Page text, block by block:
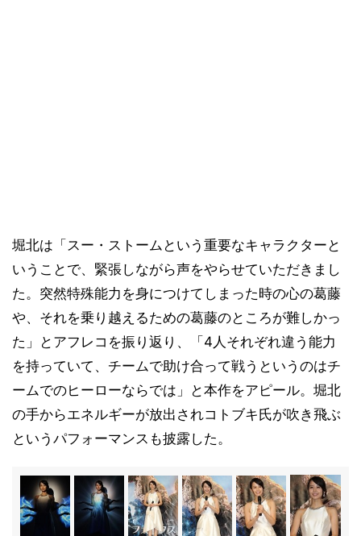
堀北は「スー・ストームという重要なキャラクターと
いうことで、緊張しながら声をやらせていただきまし
た。突然特殊能力を身につけてしまった時の心の葛藤
や、それを乗り越えるための葛藤のところが難しかっ
た」とアフレコを振り返り、「4人それぞれ違う能力
を持っていて、チームで助け合って戦うというのはチ
ームでのヒーローならでは」と本作をアピール。堀北
の手からエネルギーが放出されコトブキ氏が吹き飛ぶ
というパフォーマンスも披露した。